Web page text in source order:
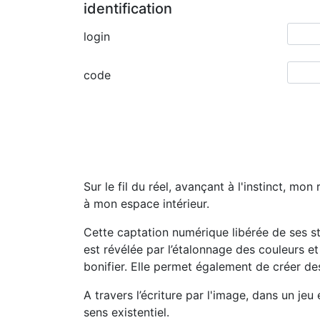
identification
login
code
Sur le fil du réel, avançant à l'instinct,
à mon espace intérieur.
Cette captation numérique libérée de ses
est révélée par l’étalonnage des couleurs
bonifier. Elle permet également de créer
A travers l’écriture par l'image, dans un
sens existentiel.